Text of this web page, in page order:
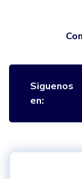
Siguenos
en: